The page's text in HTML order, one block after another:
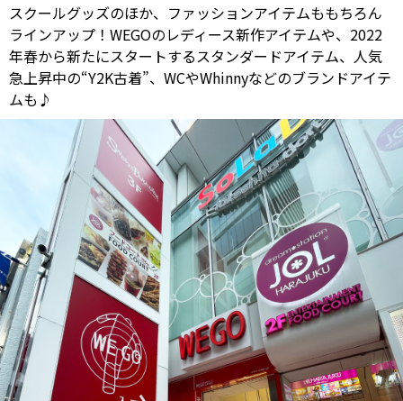
スクールグッズのほか、ファッションアイテムももちろん
ラインアップ！WEGOのレディース新作アイテムや、2022
年春から新たにスタートするスタンダードアイテム、人気
急上昇中の“Y2K古着”、WCやWhinnyなどのブランドアイテ
ムも♪